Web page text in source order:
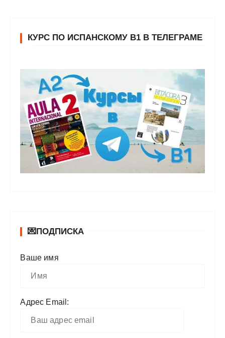
КУРС ПО ИСПАНСКОМУ В1 В ТЕЛЕГРАМЕ
💌ПОДПИСКА
Ваше имя
Адрес Email: